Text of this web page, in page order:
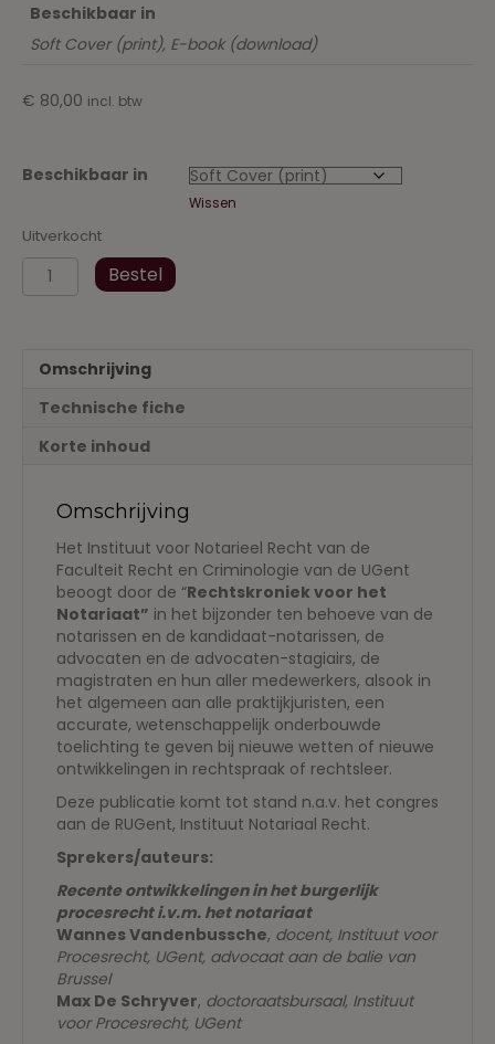
Beschikbaar in
Soft Cover (print), E-book (download)
€ 80,00 incl. btw
Beschikbaar in
Wissen
Uitverkocht
Abonnement:
Rechtskroniek
Deel
38
aantal
Bestel
Omschrijving
Technische fiche
Korte inhoud
Omschrijving
Het Instituut voor Notarieel Recht van de
Faculteit Recht en Criminologie van de UGent
beoogt door de “Rechtskroniek voor het
Notariaat” in het bijzonder ten behoeve van de
notarissen en de kandidaat-notarissen, de
advocaten en de advocaten-stagiairs, de
magistraten en hun aller medewerkers, alsook in
het algemeen aan alle praktijkjuristen, een
accurate, wetenschappelijk onderbouwde
toelichting te geven bij nieuwe wetten of nieuwe
ontwikkelingen in rechtspraak of rechtsleer.
Deze publicatie komt tot stand n.a.v. het congres
aan de RUGent, Instituut Notariaal Recht.
Sprekers/auteurs:
Recente ontwikkelingen in het burgerlijk
procesrecht i.v.m. het notariaat
Wannes Vandenbussche, docent, Instituut voor
Procesrecht, UGent, advocaat aan de balie van
Brussel
Max De Schryver, doctoraatsbursaal, Instituut
voor Procesrecht, UGent